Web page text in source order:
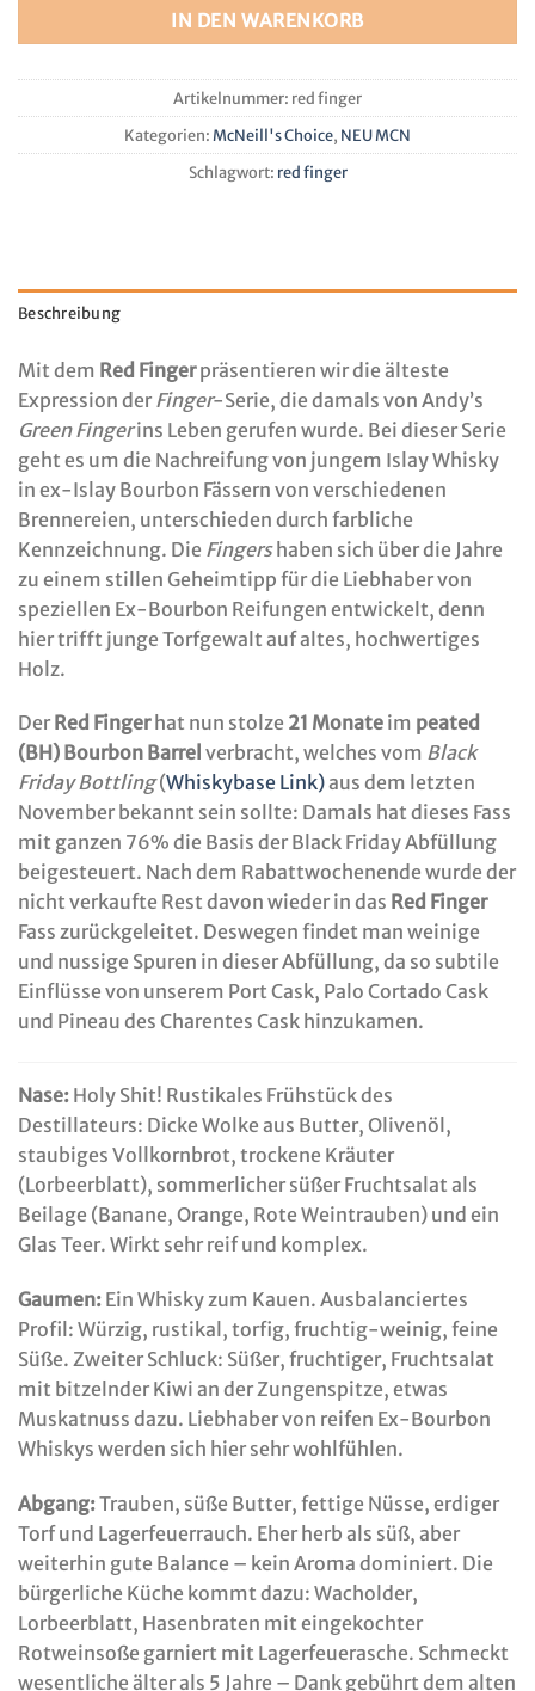
IN DEN WARENKORB
Artikelnummer: red finger
Kategorien: McNeill's Choice, NEU MCN
Schlagwort: red finger
Beschreibung
Mit dem Red Fingerpräsentieren wir die älteste
Expression der Finger-Serie, die damals von Andy’s
Green Fingerins Leben gerufen wurde. Bei dieser Serie
geht es um die Nachreifung von jungem Islay Whisky
in ex-Islay Bourbon Fässern von verschiedenen
Brennereien, unterschieden durch farbliche
Kennzeichnung. Die Fingershaben sich über die Jahre
zu einem stillen Geheimtipp für die Liebhaber von
speziellen Ex-Bourbon Reifungen entwickelt, denn
hier trifft junge Torfgewalt auf altes, hochwertiges
Holz.
Der Red Fingerhat nun stolze 21 Monate im peated
(BH) Bourbon Barrel verbracht, welches vom Black
Friday Bottling(Whiskybase Link)aus dem letzten
November bekannt sein sollte: Damals hat dieses Fass
mit ganzen 76% die Basis der Black Friday Abfüllung
beigesteuert. Nach dem Rabattwochenende wurde der
nicht verkaufte Rest davon wieder in das Red Finger
Fass zurückgeleitet. Deswegen findet man weinige
und nussige Spuren in dieser Abfüllung, da so subtile
Einflüsse von unserem Port Cask, Palo Cortado Cask
und Pineau des Charentes Cask hinzukamen.
Nase: Holy Shit! Rustikales Frühstück des
Destillateurs: Dicke Wolke aus Butter, Olivenöl,
staubiges Vollkornbrot, trockene Kräuter
(Lorbeerblatt), sommerlicher süßer Fruchtsalat als
Beilage (Banane, Orange, Rote Weintrauben) und ein
Glas Teer. Wirkt sehr reif und komplex.
Gaumen: Ein Whisky zum Kauen. Ausbalanciertes
Profil: Würzig, rustikal, torfig, fruchtig-weinig, feine
Süße. Zweiter Schluck: Süßer, fruchtiger, Fruchtsalat
mit bitzelnder Kiwi an der Zungenspitze, etwas
Muskatnuss dazu. Liebhaber von reifen Ex-Bourbon
Whiskys werden sich hier sehr wohlfühlen.
Abgang:Trauben, süße Butter, fettige Nüsse, erdiger
Torf und Lagerfeuerrauch. Eher herb als süß, aber
weiterhin gute Balance – kein Aroma dominiert. Die
bürgerliche Küche kommt dazu: Wacholder,
Lorbeerblatt, Hasenbraten mit eingekochter
Rotweinsoße garniert mit Lagerfeuerasche. Schmeckt
wesentliche älter als 5 Jahre – Dank gebührt dem alten